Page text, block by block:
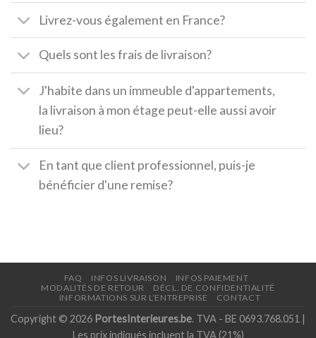
Livrez-vous également en France?
Quels sont les frais de livraison?
J'habite dans un immeuble d'appartements,
la livraison à mon étage peut-elle aussi avoir
lieu?
En tant que client professionnel, puis-je
bénéficier d'une remise?
FAQ INFOS LIVRAISON
INFOS PAIEMENT
MODALITÉS DE RETOUR
DÉCL. DE CONFIDENTIALITÉ
INFORMATIONS SUR L’ENTREPRISE
CONTACT
Copyright © 2026 PortesInterieures.be. TVA - BE 0693.768.051 |
Les prix indiqués incluent la TVA (21%)